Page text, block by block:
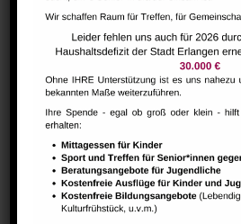
Bharathanatiyam Kindertanzgruppe
August 9 @ 10:00 - 12:00